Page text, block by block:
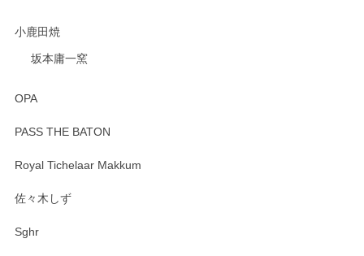
小鹿田焼
坂本庸一窯
OPA
PASS THE BATON
Royal Tichelaar Makkum
佐々木しず
Sghr